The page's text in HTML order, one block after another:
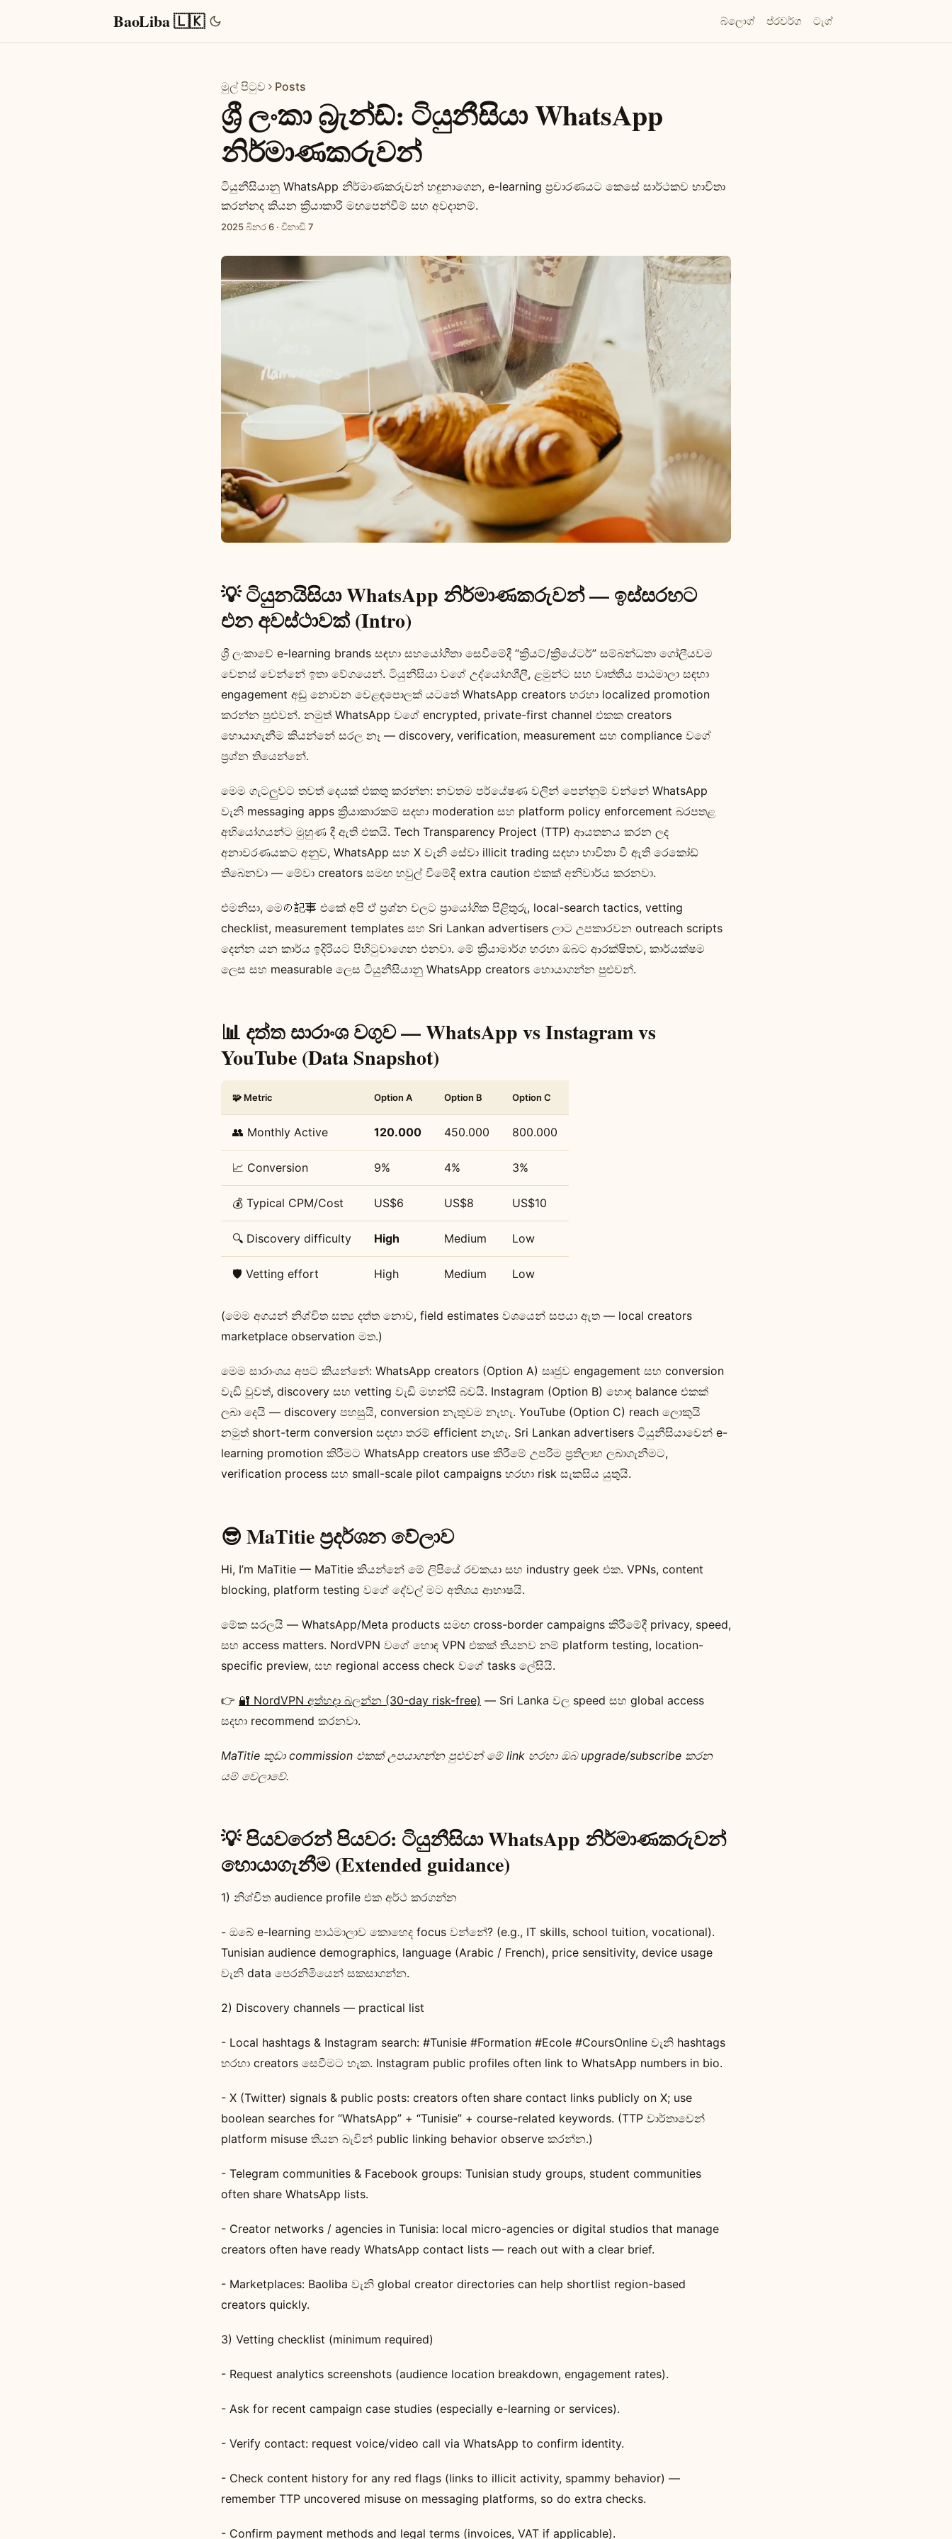
BaoLiba 🇱🇰 බ්ලොග් ප්රවර්ග ටැග්
මුල් පිටුව Posts
ශ්‍රී ලංකා බ්‍රැන්ඩ්: ටියුනීසියා WhatsApp
නිර්මාණකරුවන්
ටියුනීසියානු WhatsApp නිර්මාණකරුවන් හඳුනාගෙන, e-learning ප්‍රචාරණයට කෙසේ සාර්ථකව භාවිතා
කරන්නද කියන ක්‍රියාකාරී මඟපෙන්වීම් සහ අවදානම්.
2025 බිනර 6 · විනාඩි 7
💡 ටියුනයිසියා WhatsApp නිර්මාණකරුවන් — ඉස්සරහට
එන අවස්ථාවක් (Intro)
ශ්‍රී ලංකාවේ e-learning brands සඳහා සහයෝගීතා සෙවීමේදී “ක්‍රියට්‍/ක්‍රියේටර්” සම්බන්ධතා ගෝලීයවම
වෙනස් වෙන්නේ ඉතා වේගයෙන්. ටියුනීසියා වගේ උද්යෝගශීලී, ළමුන්ට සහ වෘත්තීය පාඨමාලා සඳහා
engagement අඩු නොවන වෙළඳපොලක් යටතේ WhatsApp creators හරහා localized promotion
කරන්න පුළුවන්. නමුත් WhatsApp වගේ encrypted, private-first channel එකක creators
හොයාගැනීම කියන්නේ සරල නෑ — discovery, verification, measurement සහ compliance වගේ
ප්‍රශ්න තියෙන්නේ.
මෙම ගැටලුවට තවත් දෙයක් එකතු කරන්න: නවතම පර්යේෂණ වලින් පෙන්නුම් වන්නේ WhatsApp
වැනි messaging apps ක්‍රියාකාරකම් සදහා moderation සහ platform policy enforcement බරපතළ
අභියෝගයන්ට මුහුණ දී ඇති එකයි. Tech Transparency Project (TTP) ආයතනය කරන ලද
අනාවරණයකට අනුව, WhatsApp සහ X වැනි සේවා illicit trading සඳහා භාවිතා වී ඇති රෙකෝඩ්
තිබෙනවා — මේවා creators සමඟ හවුල් වීමේදී extra caution එකක් අනිවාර්ය කරනවා.
එමනිසා, මෙの記事 එකේ අපි ඒ ප්‍රශ්න වලට ප්‍රායෝගික පිළිතුරු, local-search tactics, vetting
checklist, measurement templates සහ Sri Lankan advertisers ලාට උපකාරවන outreach scripts
දෙන්න යන කාර්ය ඉදිරියට පිහිටුවාගෙන එනවා. මේ ක්‍රියාමාර්ග හරහා ඔබට ආරක්ෂිතව, කාර්යක්ෂම
ලෙස සහ measurable ලෙස ටියුනීසියානු WhatsApp creators හොයාගන්න පුළුවන්.
📊 දත්ත සාරාංශ වගුව — WhatsApp vs Instagram vs
YouTube (Data Snapshot)
🧩 Metric Option A Option B Option C
👥 Monthly Active 120.000 450.000 800.000
📈 Conversion 9% 4% 3%
💰 Typical CPM/Cost US$6 US$8 US$10
🔍 Discovery difficulty High Medium Low
🛡️ Vetting effort High Medium Low
(මෙම අගයන් නිශ්චිත සත්‍ය දත්ත නොව, field estimates වශයෙන් සපයා ඇත — local creators
marketplace observation මත.)
මෙම සාරාංශය අපට කියන්නේ: WhatsApp creators (Option A) සෘජුව engagement සහ conversion
වැඩි වුවත්, discovery සහ vetting වැඩි මහන්සි බවයි. Instagram (Option B) හොඳ balance එකක්
ලබා දෙයි — discovery පහසුයි, conversion නැතුවම නැහැ. YouTube (Option C) reach ලොකුයි
නමුත් short-term conversion සඳහා තරම් efficient නැහැ. Sri Lankan advertisers ටියුනීසියාවෙන් e-
learning promotion කිරීමට WhatsApp creators use කිරීමේ උපරිම ප්‍රතිලාභ ලබාගැනීමට,
verification process සහ small-scale pilot campaigns හරහා risk සැකසිය යුතුයි.
😎 MaTitie ප්‍රදර්ශන වේලාව
Hi, I’m MaTitie — MaTitie කියන්නේ මේ ලිපියේ රචකයා සහ industry geek එක. VPNs, content
blocking, platform testing වගේ දේවල් මට අතිශය ආභාෂයි.
මේක සරලයි — WhatsApp/Meta products සමඟ cross-border campaigns කිරීමේදී privacy, speed,
සහ access matters. NordVPN වගේ හොඳ VPN එකක් තියනව නම් platform testing, location-
specific preview, සහ regional access check වගේ tasks ලේසියි.
👉 🔐 NordVPN අත්හදා බලන්න (30-day risk-free) — Sri Lanka වල speed සහ global access
සදහා recommend කරනවා.
MaTitie කුඩා commission එකක් උපයාගන්න පුළුවන් මේ link හරහා ඔබ upgrade/subscribe කරන
යම් වෙලාවේ.
💡 පියවරෙන් පියවර: ටියුනීසියා WhatsApp නිර්මාණකරුවන්
හොයාගැනීම (Extended guidance)
1) නිශ්චිත audience profile එක අර්ථ කරගන්න
- ඔබේ e-learning පාඨමාලාව කොහෙද focus වන්නේ? (e.g., IT skills, school tuition, vocational).
Tunisian audience demographics, language (Arabic / French), price sensitivity, device usage
වැනි data පෙරනිමියෙන් සකසාගන්න.
2) Discovery channels — practical list
- Local hashtags & Instagram search: #Tunisie #Formation #Ecole #CoursOnline වැනි hashtags
හරහා creators සෙවීමට හැක. Instagram public profiles often link to WhatsApp numbers in bio.
- X (Twitter) signals & public posts: creators often share contact links publicly on X; use
boolean searches for “WhatsApp” + “Tunisie” + course-related keywords. (TTP වාර්තාවෙන්
platform misuse තියන බැවින් public linking behavior observe කරන්න.)
- Telegram communities & Facebook groups: Tunisian study groups, student communities
often share WhatsApp lists.
- Creator networks / agencies in Tunisia: local micro-agencies or digital studios that manage
creators often have ready WhatsApp contact lists — reach out with a clear brief.
- Marketplaces: Baoliba වැනි global creator directories can help shortlist region-based
creators quickly.
3) Vetting checklist (minimum required)
- Request analytics screenshots (audience location breakdown, engagement rates).
- Ask for recent campaign case studies (especially e-learning or services).
- Verify contact: request voice/video call via WhatsApp to confirm identity.
- Check content history for any red flags (links to illicit activity, spammy behavior) —
remember TTP uncovered misuse on messaging platforms, so do extra checks.
- Confirm payment methods and legal terms (invoices, VAT if applicable).